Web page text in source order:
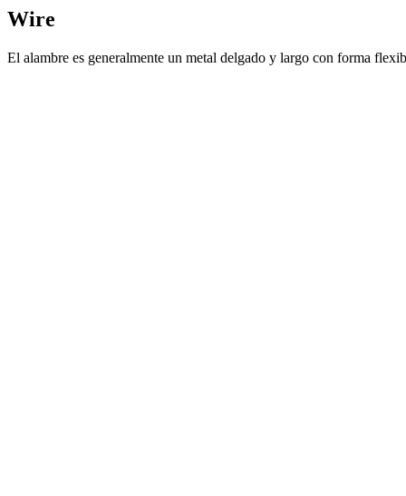
Wire
El alambre es generalmente un metal delgado y largo con forma